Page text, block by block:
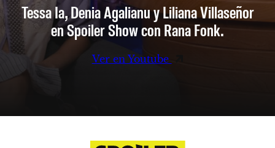
Tessa Ia, Denia Agalianu y Liliana Villaseñor
en Spoiler Show con Rana Fonk.
Ver en Youtube